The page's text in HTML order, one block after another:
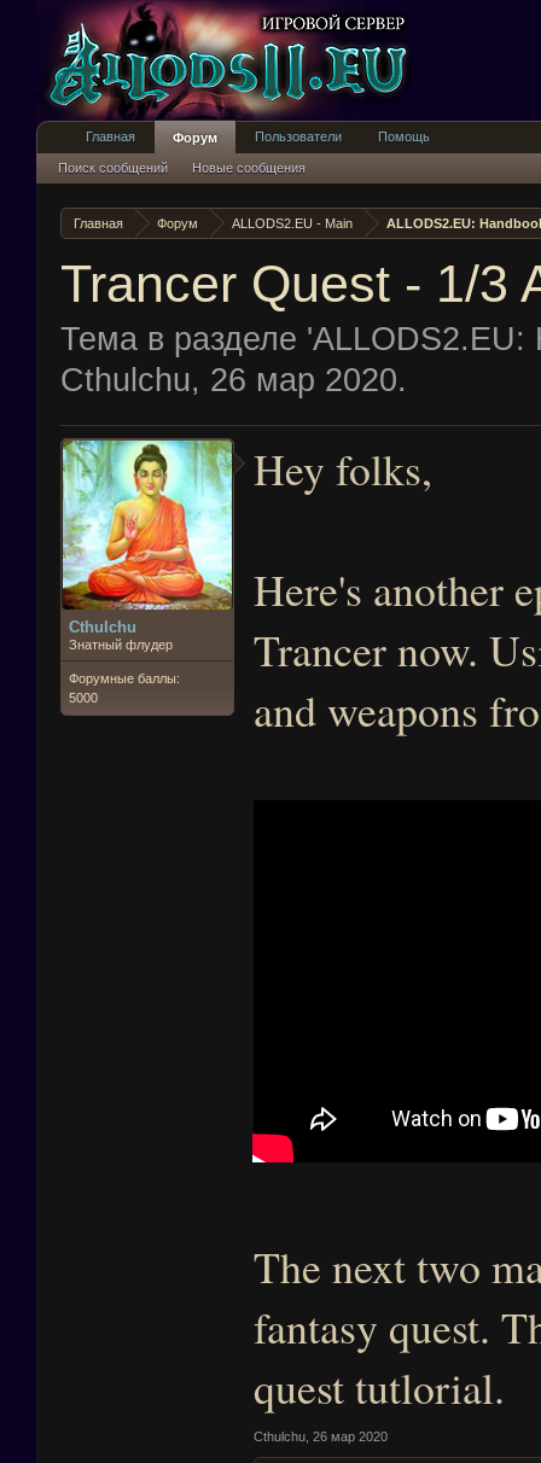
Главная Форум ALLODS2.EU - Main ALLODS2.EU:
Trancer Quest - 1/3
Тема в разделе 'ALLODS2.EU:
Cthulchu, 26 мар 2020.
Cthulchu
Знатный флудер
Форумные баллы:
5000
Hey folks,
Here's another
Trancer now.
and weapons
The next two
fantasy quest.
quest tutlorial.
Cthulchu 26 мар 2020
Главная Форум
Поиск сообщений Новые сообщения
Пользователи Помощь